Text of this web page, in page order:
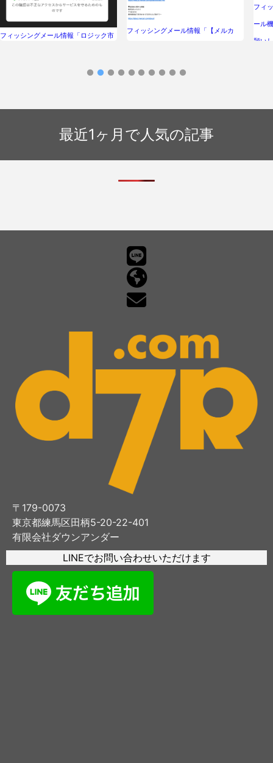
フィッシングメール情報「ロジック市
告書（元請コメント記載済）」
フィッシングメール情報「【メルカ
フィ
ール
願い
最近1ヶ月で人気の記事
〒179-0073
東京都練馬区田柄5-20-22-401
有限会社ダウンアンダー
LINEでお問い合わせいただけます